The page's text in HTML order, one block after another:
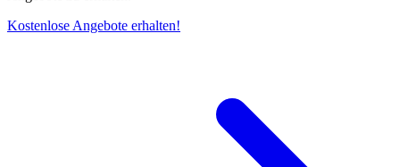
Kostenlose Angebote erhalten!